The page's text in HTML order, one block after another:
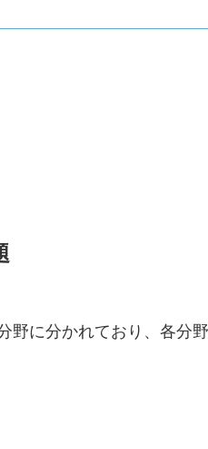
野に分かれており、各分